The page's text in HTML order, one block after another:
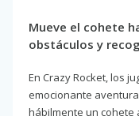
Mueve el cohete
obstáculos y
En Crazy Rocket, los
emocionante
hábilmente un cohete